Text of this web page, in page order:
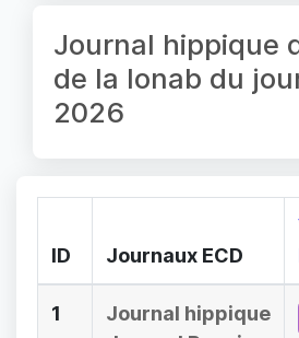
Journal hippique
de la lonab du
2026
ID Journaux ECD
1
Journal hippique